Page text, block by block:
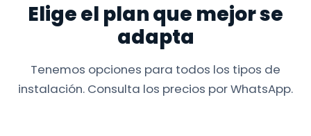
Elige el plan que mejor se
adapta
Tenemos opciones para todos los tipos de
instalación. Consulta los precios por WhatsApp.